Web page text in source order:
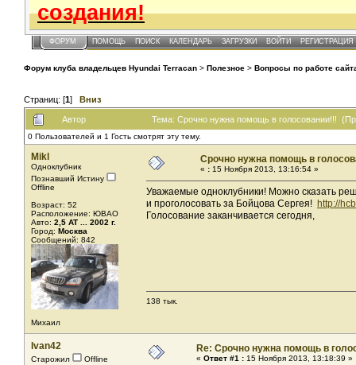
создания!
ФОРУМ ПОМОЩЬ ПОИСК КАЛЕНДАРЬ ЗАГРУЗКИ ВОЙТИ РЕГИСТРАЦИЯ
Форум клуба владельцев Hyundai Terracan > Полезное > Вопросы по работе
Страниц: [1] Вниз
Автор Тема: Срочно нужна помощь в голосовании!!!
0 Пользователей и 1 Гость смотрят эту тему.
Mikl
Одноклубник
Познавший Истину
Offline
Возраст: 52
Расположение: ЮВАО
Авто: 2,5 AT ... 2002 г.
Город: Москва
Сообщений: 842
Михаил
Срочно нужна помощь в
« : 15 Ноября 2013, 13:16:54 »
Уважаемые одноклубники! Можно сказать
и проголосовать за Бойцова Сергея! http://
Голосование заканчивается сегодня,
138 тык.
Ivan42
Старожил
Offline
Re: Срочно нужна помощь в
« Ответ #1 : 15 Ноября 2013, 13:18:39 »